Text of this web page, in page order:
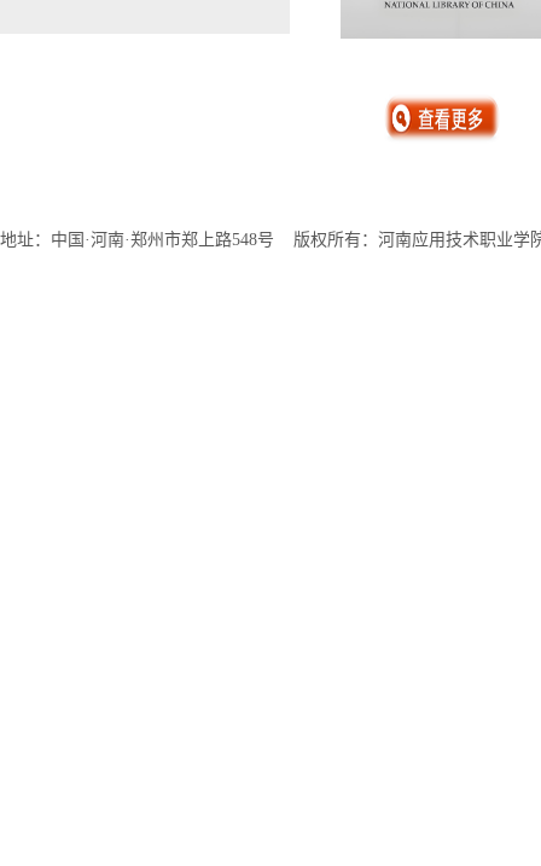
地址：中国·河南·郑州市郑上路548号 版权所有：河南应用技术职业学